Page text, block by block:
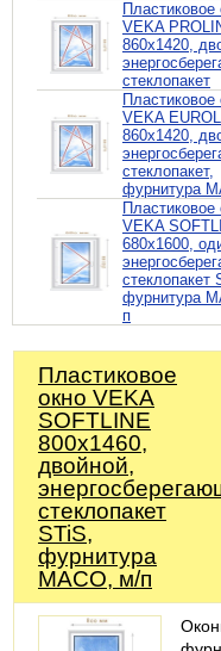
Пластиковое
VEKA
860х1420,
стеклопакет
Пластиковое
VEKA
860х1420,
стеклопакет,
фурнитура
Пластиковое
VEKA
680х1600,
стеклопакет
фурнитура
п
Пластиковое
окно VEKA
SOFTLINE
800х1460,
двойной,
стеклопакет
STiS,
фурнитура
MACO, м/п